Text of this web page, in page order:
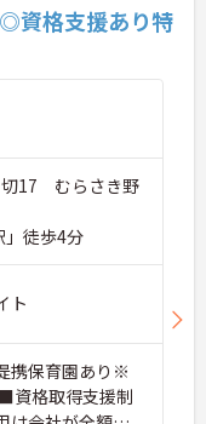
◎資格支援あり特
切17 むらさき野
」徒歩4分
ト
携保育園あり※
資格取得支援制